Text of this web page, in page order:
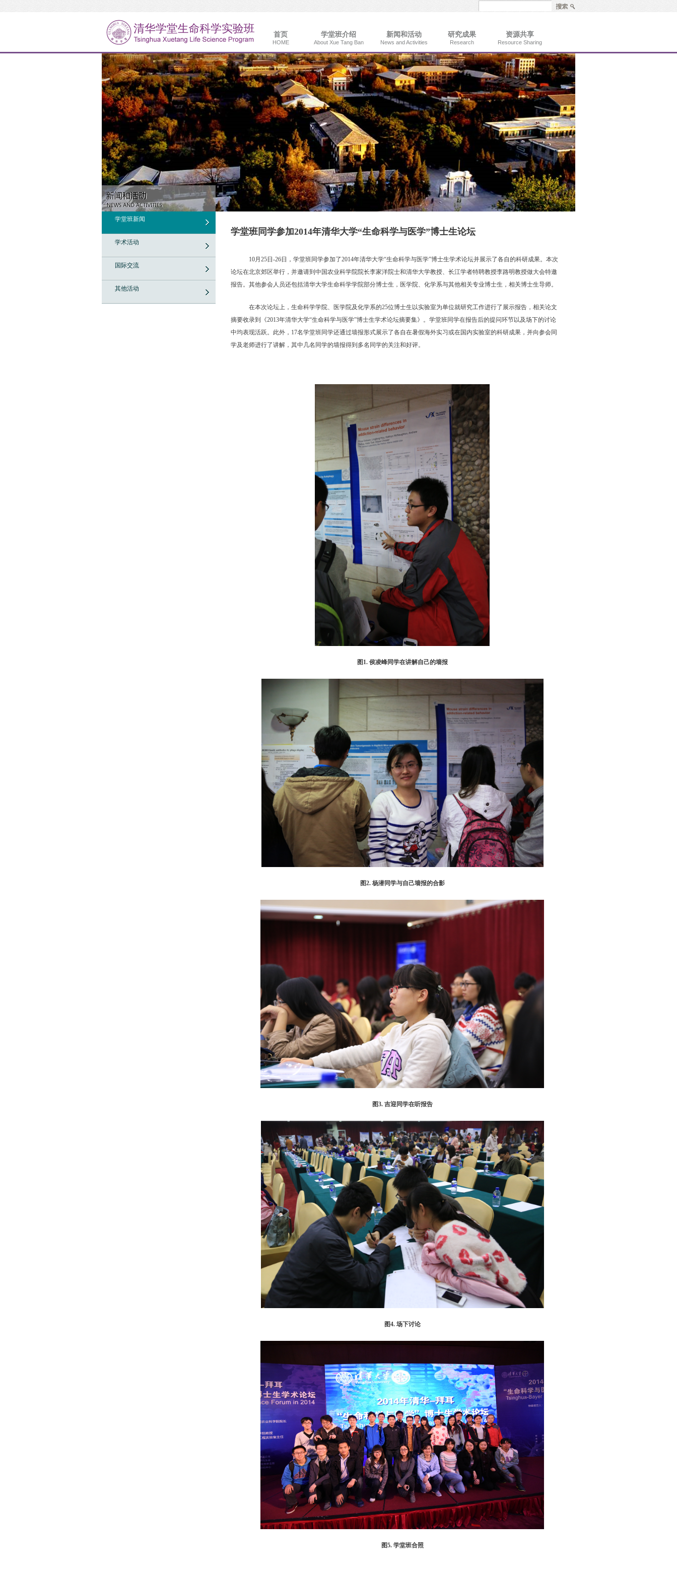
首页
HOME
学堂班介绍
About Xue Tang Ban
新闻和活动
News and Activities
研究成果
Research
资源共享
Resource Sharing
学堂班新闻
学术活动
国际交流
其他活动
学堂班同学参加2014年清华大学“生命科学与医学”博士生论坛
10月25日-26日，学堂班同学参加了2014年清华大学“生命科学与医学”博士生学术论坛并展示了各自的科研成果。本次
论坛在北京郊区举行，并邀请到中国农业科学院院长李家洋院士和清华大学教授、长江学者特聘教授李路明教授做大会特邀
报告。其他参会人员还包括清华大学生命科学学院部分博士生，医学院、化学系与其他相关专业博士生，相关博士生导师。
在本次论坛上，生命科学学院、医学院及化学系的25位博士生以实验室为单位就研究工作进行了展示报告，相关论文
摘要收录到《2013年清华大学“生命科学与医学”博士生学术论坛摘要集》。学堂班同学在报告后的提问环节以及场下的讨论
中均表现活跃。此外，17名学堂班同学还通过墙报形式展示了各自在暑假海外实习或在国内实验室的科研成果，并向参会同
学及老师进行了讲解，其中几名同学的墙报得到多名同学的关注和好评。
图1. 侯凌峰同学在讲解自己的墙报
图2. 杨潜同学与自己墙报的合影
图3. 吉迎同学在听报告
图4. 场下讨论
图5. 学堂班合照